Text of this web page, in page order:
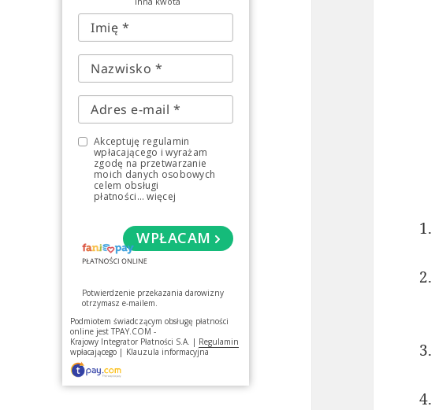
Akceptuję regulamin
wpłacającego i wyrażam
zgodę na przetwarzanie
moich danych osobowych
celem obsługi
płatności... więcej
WPŁACAM
Potwierdzenie przekazania darowizny
otrzymasz e-mailem.
Podmiotem świadczącym obsługę płatności
online jestTPAY.COM -
Krajowy Integrator Płatności S.A. | Regulamin
wpłacającego | Klauzula informacyjna